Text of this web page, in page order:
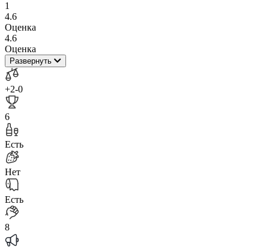
1
4.6
Оценка
4.6
Оценка
Развернуть
+2-0
6
Есть
Нет
Есть
8